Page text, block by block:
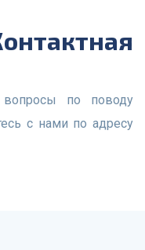
с нами по адресу